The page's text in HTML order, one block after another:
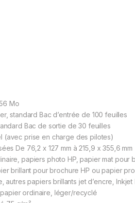
Mo
standard Bac d’entrée de 100 feuilles
Bac de sortie de 30 feuilles
(avec prise en charge des pilotes)
De 76,2 x 127 mm à 215,9 x 355,6 mm
papiers photo HP, papier mat
brillant pour brochure HP ou papier
autres papiers brillants jet d’encre,
ordinaire, léger/recyclé